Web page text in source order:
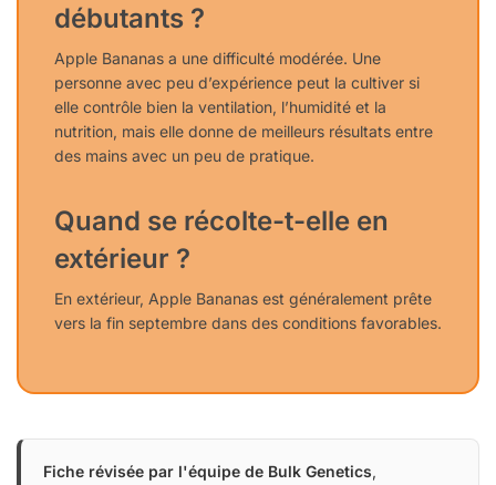
débutants ?
Apple Bananas a une difficulté modérée. Une
personne avec peu d’expérience peut la cultiver si
elle contrôle bien la ventilation, l’humidité et la
nutrition, mais elle donne de meilleurs résultats entre
des mains avec un peu de pratique.
Quand se récolte-t-elle en
extérieur ?
En extérieur, Apple Bananas est généralement prête
vers la fin septembre dans des conditions favorables.
Fiche révisée par l'équipe de Bulk Genetics,